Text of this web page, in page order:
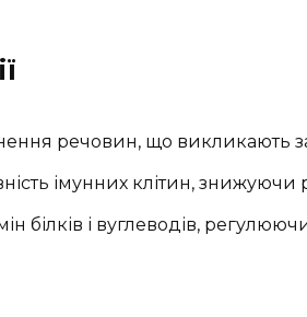
речовин, що викликають
імунних клітин, знижуючи
білків і вуглеводів,